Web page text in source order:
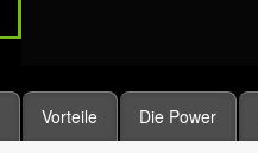
Vorteile Die Power